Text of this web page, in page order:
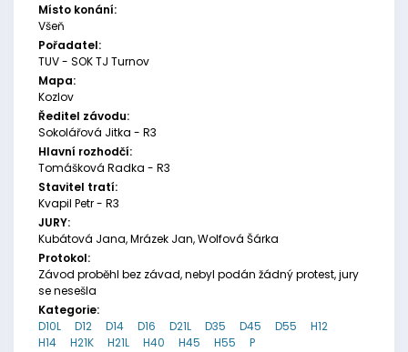
Místo konání:
Všeň
Pořadatel:
TUV - SOK TJ Turnov
Mapa:
Kozlov
Ředitel závodu:
Sokolářová Jitka - R3
Hlavní rozhodčí:
Tomášková Radka - R3
Stavitel tratí:
Kvapil Petr - R3
JURY:
Kubátová Jana, Mrázek Jan, Wolfová Šárka
Protokol:
Závod proběhl bez závad, nebyl podán žádný protest, jury
se nesešla
Kategorie:
D10L
D12 D14 D16 D21L D35 D45 D55
H12
H14
H21K H21L H40 H45 H55 P